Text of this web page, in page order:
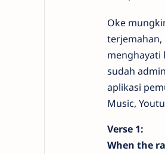
Oke
terjemahan,
menghayati
sudah
aplikasi
Music,
Verse 1:
When the